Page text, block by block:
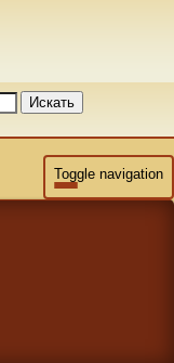
Искать
Toggle navigation